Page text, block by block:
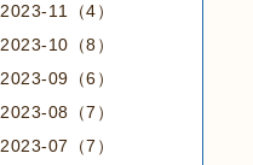
2023-11（4）
2023-10（8）
2023-09（6）
2023-08（7）
2023-07（7）